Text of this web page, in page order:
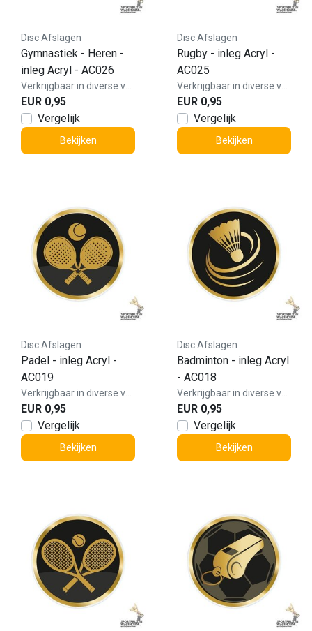
Disc Afslagen
Gymnastiek - Heren -
inleg Acryl - AC026
EUR 0,95
Vergelijk
Bekijken
Disc Afslagen
Rugby - inleg Acryl -
AC025
EUR 0,95
Vergelijk
Bekijken
Disc Afslagen
Padel - inleg Acryl -
AC019
EUR 0,95
Vergelijk
Bekijken
Disc Afslagen
Badminton - inleg Acryl
- AC018
EUR 0,95
Vergelijk
Bekijken